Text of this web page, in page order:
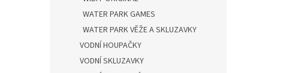
WATER PARK GAMES
WATER PARK VĚŽE A SKLUZAVKY
VODNÍ HOUPAČKY
VODNÍ SKLUZAVKY